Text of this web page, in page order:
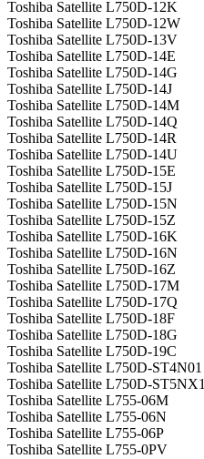
Toshiba Satellite L750D-12K
Toshiba Satellite L750D-12W
Toshiba Satellite L750D-13V
Toshiba Satellite L750D-14E
Toshiba Satellite L750D-14G
Toshiba Satellite L750D-14J
Toshiba Satellite L750D-14M
Toshiba Satellite L750D-14Q
Toshiba Satellite L750D-14R
Toshiba Satellite L750D-14U
Toshiba Satellite L750D-15E
Toshiba Satellite L750D-15J
Toshiba Satellite L750D-15N
Toshiba Satellite L750D-15Z
Toshiba Satellite L750D-16K
Toshiba Satellite L750D-16N
Toshiba Satellite L750D-16Z
Toshiba Satellite L750D-17M
Toshiba Satellite L750D-17Q
Toshiba Satellite L750D-18F
Toshiba Satellite L750D-18G
Toshiba Satellite L750D-19C
Toshiba Satellite L750D-ST4N01
Toshiba Satellite L750D-ST5NX1
Toshiba Satellite L755-06M
Toshiba Satellite L755-06N
Toshiba Satellite L755-06P
Toshiba Satellite L755-0PV